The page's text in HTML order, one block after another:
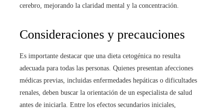
cerebro, mejorando la claridad mental y la concentración.
Consideraciones y precauciones
Es importante destacar que una dieta cetogénica no resulta
adecuada para todas las personas. Quienes presentan afecciones
médicas previas, incluidas enfermedades hepáticas o dificultades
renales, deben buscar la orientación de un especialista de salud
antes de iniciarla. Entre los efectos secundarios iniciales,